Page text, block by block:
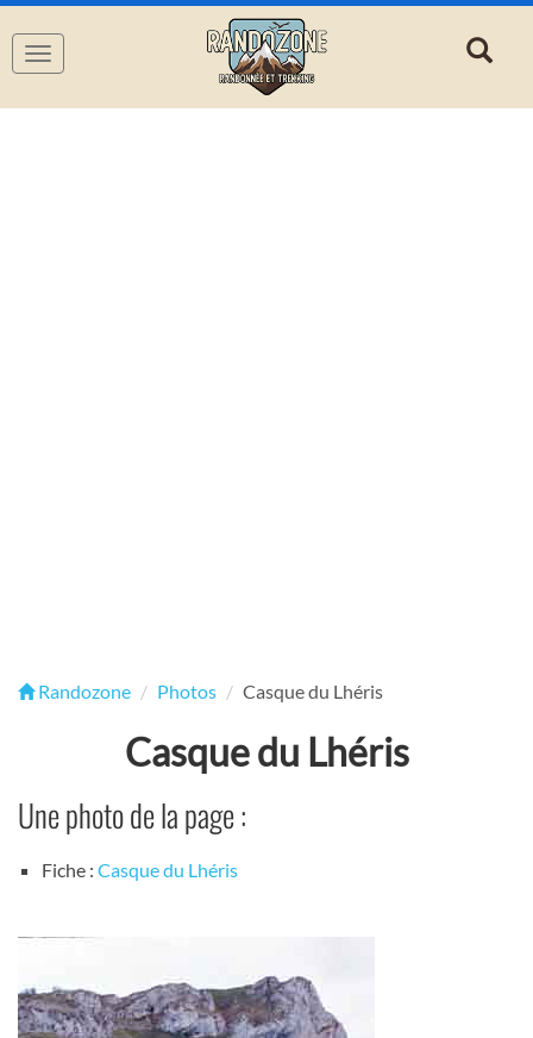
Navigation
Randozone Photos Casque du Lhéris
Casque du Lhéris
Une photo de la page :
Fiche : Casque du Lhéris